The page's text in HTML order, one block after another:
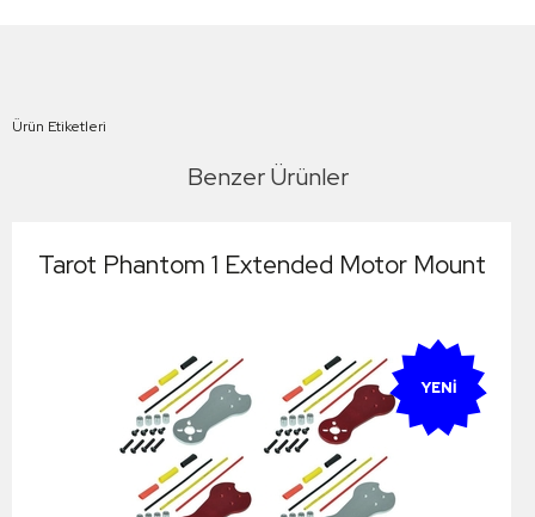
Ürün Etiketleri
Benzer Ürünler
Tarot Phantom 1 Extended Motor Mount
YENI